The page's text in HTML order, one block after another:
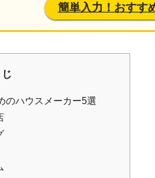
簡単入力！おすす
じ
のハウスメーカー5選